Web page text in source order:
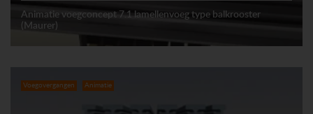
Animatie voegconcept 7.1 lamellenvoeg type balkrooster
(Maurer)
Voegovergangen Animatie